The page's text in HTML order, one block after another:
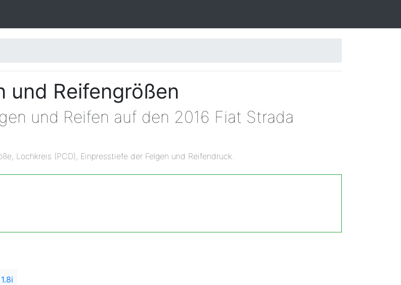
und Reifengrößen
und Reifen auf den 2016 Fiat Strada
Lochkreis (PCD), Einpresstiefe der Felgen und Reifendruck.